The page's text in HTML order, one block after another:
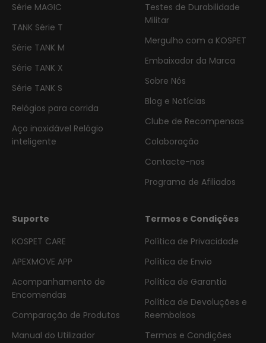
Série MAGIC
TANK Série T
Série TANK M
Série TANK X
Série TANK S
Relógios para corrida
Aço inoxidável Relógio
inteligente
Testes de Durabilidade
Militar
Mergulho com a KOSPET
Embaixador da Marca
Sobre Nós
Blog e Notícias
Clube de Recompensas
Colaboração
Contacte-nos
Programa de Afiliados
Suporte
KOSPET CARE
APEXMOVE APP
Acompanhamento de
Encomendas
Comparação de Produtos
Manual do Utilizador
Termos e Condições
Política de Privacidade
Política de Envio
Política de Garantia
Política de Devoluções e
Reembolsos
Termos e Condições